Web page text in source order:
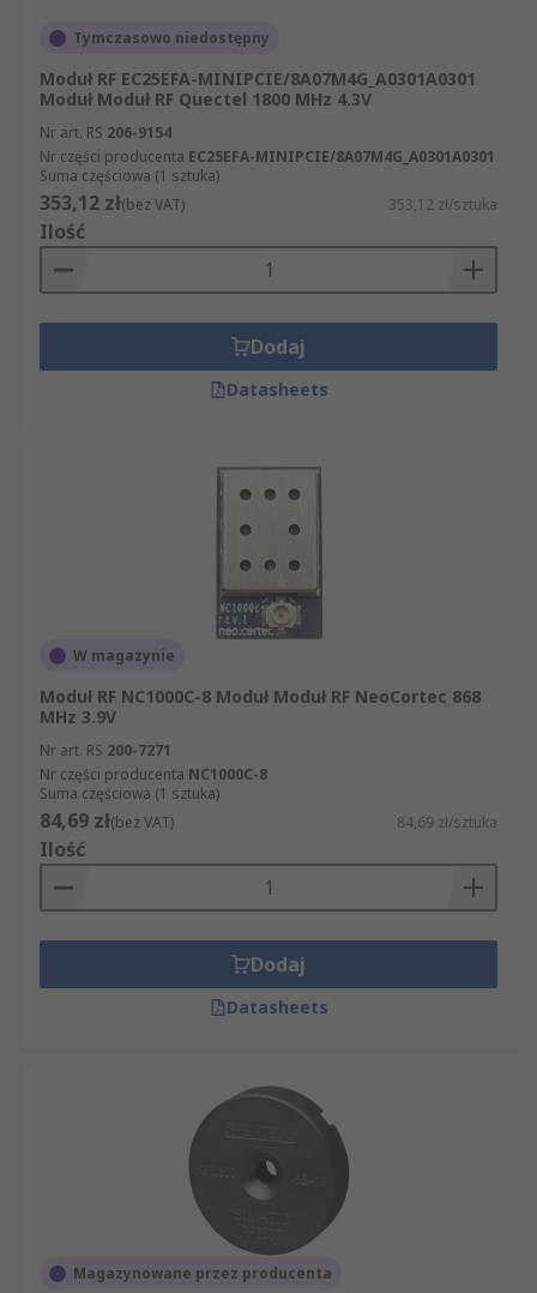
Tymczasowo niedostępny
Moduł RF EC25EFA-MINIPCIE/8A07M4G_A0301A0301
Moduł Moduł RF Quectel 1800 MHz 4.3V
Nr art. RS 206-9154
Nr części producenta EC25EFA-MINIPCIE/8A07M4G_A0301A0301
Suma częściowa (1 sztuka)
353,12 zł(bez VAT) 353,12 zł/sztuka
Ilość
Dodaj
Datasheets
W magazynie
Moduł RF NC1000C-8 Moduł Moduł RF NeoCortec 868
MHz 3.9V
Nr art. RS 200-7271
Nr części producenta NC1000C-8
Suma częściowa (1 sztuka)
84,69 zł(bez VAT) 84,69 zł/sztuka
Ilość
Dodaj
Datasheets
Magazynowane przez producenta